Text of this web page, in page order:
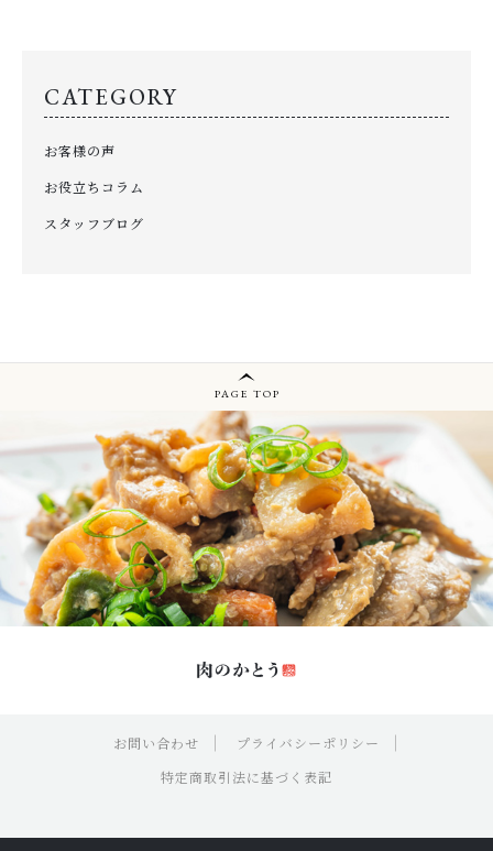
CATEGORY
お客様の声
お役立ちコラム
スタッフブログ
PAGE TOP
お問い合わせ
プライバシーポリシー
特定商取引法に基づく表記